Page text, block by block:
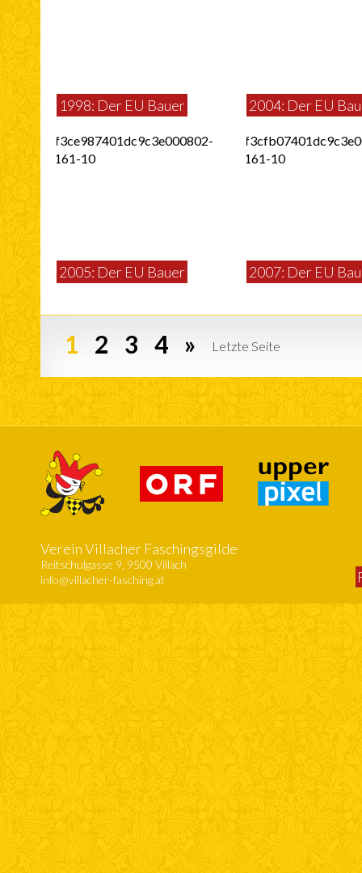
1998: Der EU Bauer 2004: Der EU
2005: Der EU Bauer 2007: Der EU
1 2 3 4 » Letzte Seite
Verein Villacher Faschingsgilde
Reitschulgasse 9, 9500 Villach
info@villacher-fasching.at